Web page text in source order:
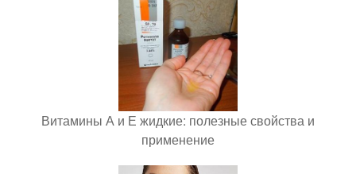
Витамины А и Е жидкие: полезные свойства и
применение